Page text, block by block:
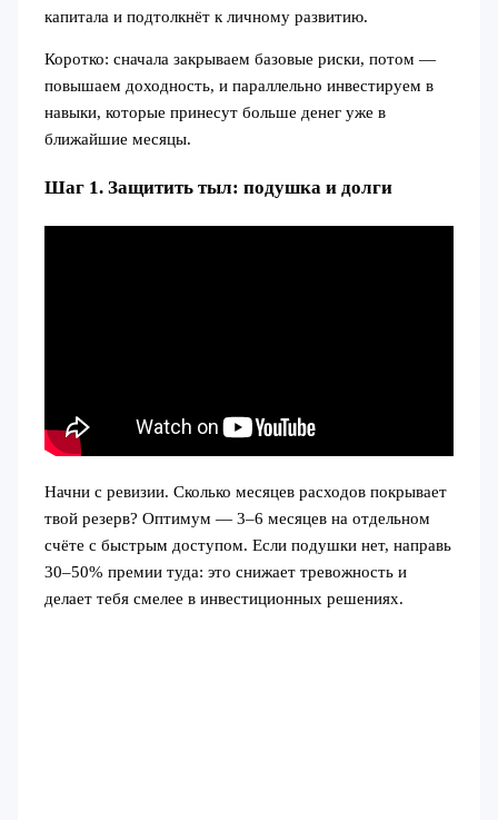
капитала и подтолкнёт к личному развитию.
Коротко: сначала закрываем базовые риски, потом —
повышаем доходность, и параллельно инвестируем в
навыки, которые принесут больше денег уже в
ближайшие месяцы.
Шаг 1. Защитить тыл: подушка и долги
Начни с ревизии. Сколько месяцев расходов покрывает
твой резерв? Оптимум — 3–6 месяцев на отдельном
счёте с быстрым доступом. Если подушки нет, направь
30–50% премии туда: это снижает тревожность и
делает тебя смелее в инвестиционных решениях.